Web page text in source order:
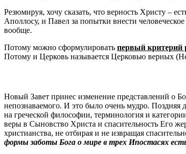
Резюмируя, хочу сказать, что верность Христу –
Аполлосу, и Павел за попытки внести
вообще.
Потому можно сформулировать первый критерий
Потому и Церковь называется Церковью верных
Новый Завет принес изменение представлений о
непознаваемого. И это было очень мудро. Поздняя
на греческой философии, терминология и
веры в Сыновство Христа и спасительность Его
христианства, не отбирая и не извращая
формы заботы Бога о мире в трех Ипостасях